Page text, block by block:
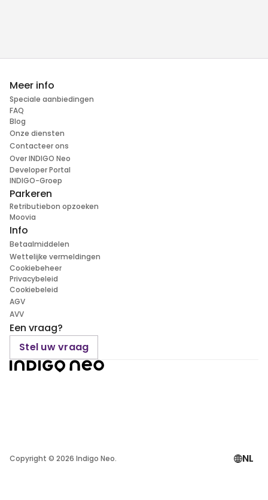
Meer info
Speciale aanbiedingen
FAQ
Blog
Onze diensten
Contacteer ons
Over INDIGO Neo
Developer Portal
INDIGO-Groep
Parkeren
Retributiebon opzoeken
Moovia
Info
Betaalmiddelen
Wettelijke vermeldingen
Cookiebeheer
Privacybeleid
Cookiebeleid
AGV
AVV
Een vraag?
Stel uw vraag
Copyright © 2026 Indigo Neo. NL